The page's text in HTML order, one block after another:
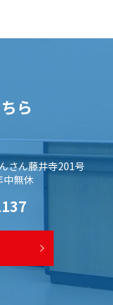
ら
さん藤井寺201号
無休